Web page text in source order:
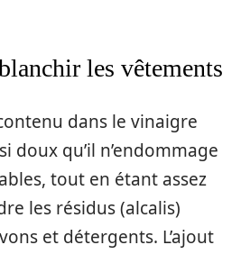
les vêtements
dans le vinaigre
doux qu’il n’endommage
tout en étant assez
les résidus (alcalis)
et détergents. L’ajout